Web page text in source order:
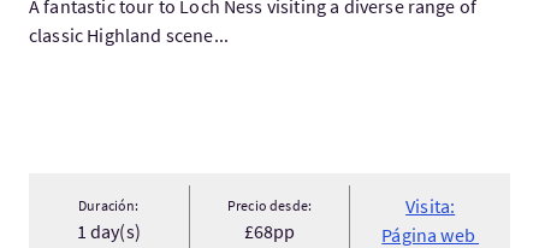
A fantastic tour to Loch Ness visiting a diverse range of
classic Highland scene...
Duración:
1 day(s)
Precio desde:
£68pp
Visita:
Página web